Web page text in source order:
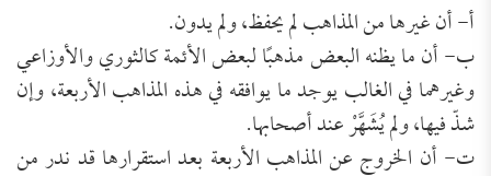
أ‌- أن غيرها من المذاهب لم يحفظ، ولم يدون.
ب‌- أن ما يظنه البعض مذهبًا لبعض الأئمة كالثوري والأوزاعي
وغيرهما في الغالب يوجد ما يوافقه في هذه المذاهب الأربعة، وإن
شذّ فيها، ولم يُشَهَّرْ عند أصحابها.
ت‌- أن الخروج عن المذاهب الأربعة بعد استقرارها قد ندر من